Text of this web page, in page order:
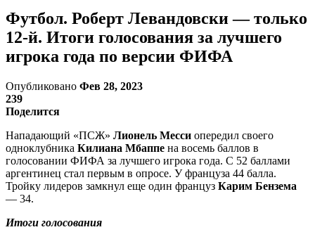
Футбол. Роберт Левандовски — только
12-й. Итоги голосования за лучшего
игрока года по версии ФИФА
Опубликовано Фев 28, 2023
239
Поделится
Нападающий «ПСЖ» Лионель Месси опередил своего
одноклубника Килиана Мбаппе на восемь баллов в
голосовании ФИФА за лучшего игрока года. С 52 баллами
аргентинец стал первым в опросе. У француза 44 балла.
Тройку лидеров замкнул еще один француз Карим Бензема
— 34.
Итоги голосования